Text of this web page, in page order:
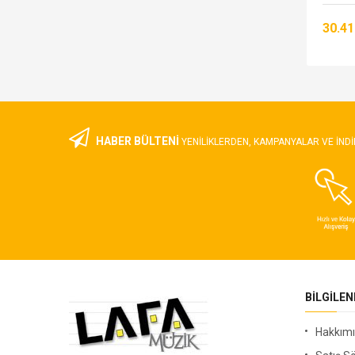
HABER BÜLTENİ YENILIKLERDEN, KAMPANYALAR VE